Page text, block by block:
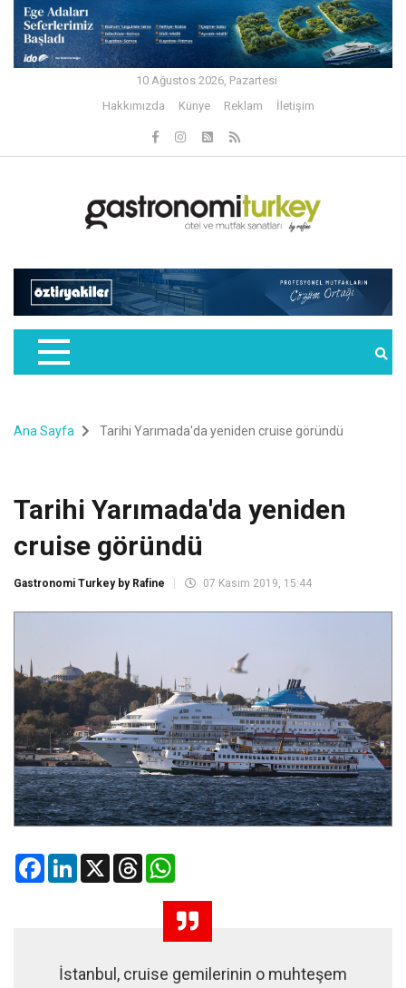
10 Ağustos 2026, Pazartesi
Hakkımızda
Künye Reklam İletişim
Ana Sayfa Tarihi Yarımada'da yeniden cruise göründü
Tarihi Yarımada'da yeniden
cruise göründü
Gastronomi Turkey by Rafine 07 Kasım 2019, 15:44
FacebookLinkedIn
X Threads
İstanbul, cruise gemilerinin o muhteşem